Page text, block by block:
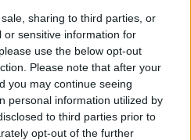
sharing to third parties, or
or sensitive information for
use the below opt-out
Please note that after your
you may continue seeing
personal information utilized by
to third parties prior to
opt-out of the further